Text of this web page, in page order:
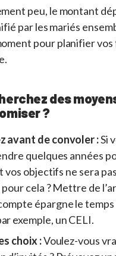
peu, le montant
par les mariés
pour planifier
des
?
avant de convoler :Si
quelques années
objectifs ne sera
cela ? Mettre de
épargne le
exemple, un CELI.
choix :Voulez-vous